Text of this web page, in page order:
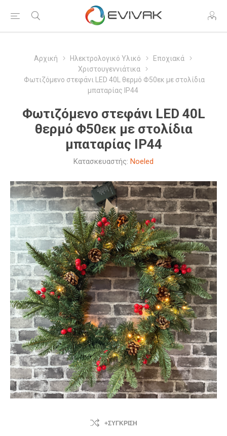
Αρχική Ηλεκτρολογικό Υλικό
Εποχιακά
Χριστουγεννιάτικα
Φωτιζόμενο στεφάνι LED 40L θερμό Φ50εκ με στολίδια
μπαταρίας IP44
Φωτιζόμενο στεφάνι LED 40L
θερμό Φ50εκ με στολίδια
μπαταρίας IP44
Κατασκευαστής: Noeled
+ΣΎΓΚΡΙΣΗ